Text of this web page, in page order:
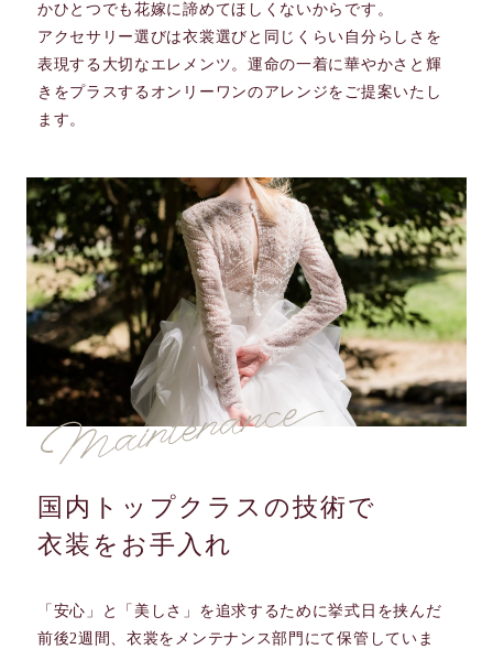
かひとつでも花嫁に諦めてほしくないからです。
アクセサリー選びは衣裳選びと同じくらい自分らしさを
表現する大切なエレメンツ。運命の一着に華やかさと輝
きをプラスするオンリーワンのアレンジをご提案いたし
ます。
国内トップクラスの技術で
衣装をお手入れ
「安心」と「美しさ」を追求するために挙式日を挟んだ
前後2週間、衣裳をメンテナンス部門にて保管していま